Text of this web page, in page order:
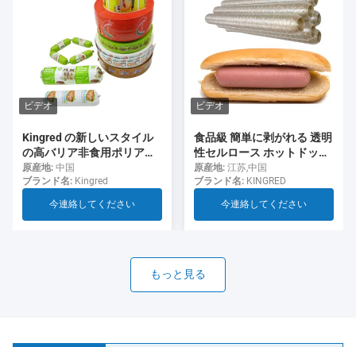
ビデオ
Kingred の新しいスタイル
の高バリア非食用ポリアミ
ド ソーセージ ケーシング食
品グレード
原産地: 中国
ブランド名: Kingred
今連絡してください
ビデオ
食品級 簡単に剥がれる 透明
性セルロース ホットドッグ
用のソーセージ
原産地: 江苏,中国
ブランド名: KINGRED
今連絡してください
もっと見る